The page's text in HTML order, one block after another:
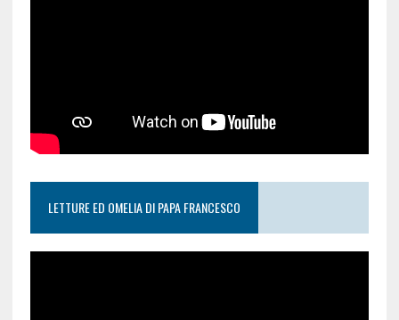
LETTURE ED OMELIA DI PAPA FRANCESCO